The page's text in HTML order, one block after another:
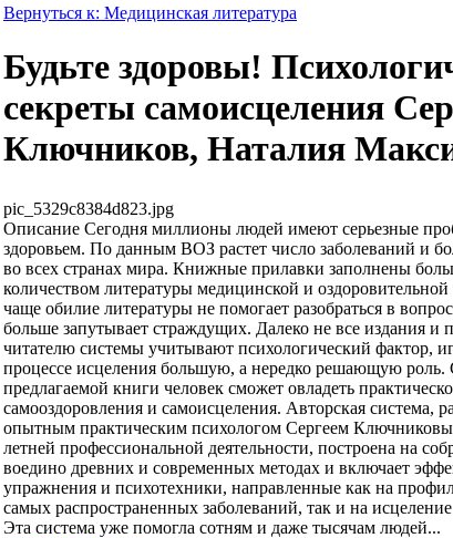
Вернуться к: Медицинская литература
Будьте здоровы!
секреты самоисцеления
Ключников, Наталия
pic_5329c8384d823.jpg
Описание Сегодня миллионы людей имеют серьезные
здоровьем. По данным ВОЗ растет число заболеваний и
во всех странах мира. Книжные прилавки заполнены
количеством литературы медицинской и
чаще обилие литературы не помогает разобраться в
больше запутывает страждущих. Далеко не все издания и
читателю системы учитывают психологический фактор,
процессе исцеления большую, а нередко решающую
предлагаемой книги человек сможет овладеть
самооздоровления и самоисцеления. Авторская система,
опытным практическим психологом Сергеем
летней профессиональной деятельности, построена на
воедино древних и современных методах и включает
упражнения и психотехники, направленные как на
самых распространенных заболеваний, так и на
Эта система уже помогла сотням и даже тысячам людей...